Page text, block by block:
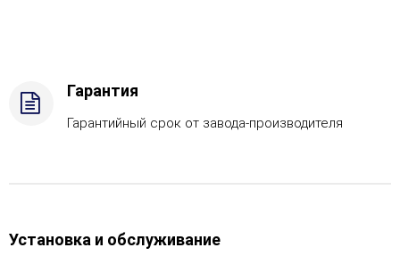
вход
каменку
-
Гарантия
Гарантийный срок от завода-производителя
Установка и обслуживание